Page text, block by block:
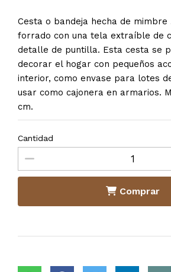
Cesta o bandeja hecha de mimbre
forrado con una tela extraíble de
detalle de puntilla. Esta cesta se
decorar el hogar con pequeños
interior, como envase para lotes
usar como cajonera en armarios.
cm.
Cantidad
Comprar